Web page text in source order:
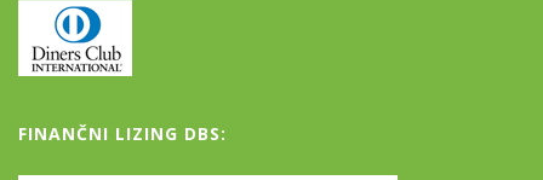
FINANČNI LIZING DBS: